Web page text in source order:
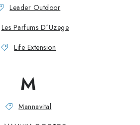
Leader Outdoor
Les Parfums D´Uzege
Life Extension
M
Mannavital